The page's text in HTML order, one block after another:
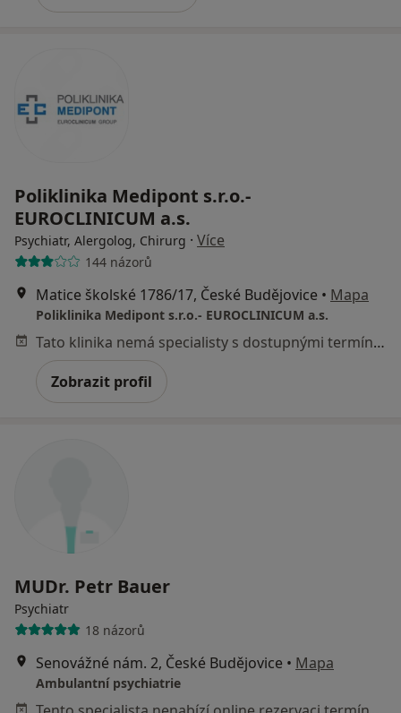
Poliklinika Medipont s.r.o.-
EUROCLINICUM a.s.
Psychiatr, Alergolog, Chirurg · Více
144 názorů
Matice školské 1786/17, České Budějovice • Mapa
Poliklinika Medipont s.r.o.- EUROCLINICUM a.s.
Tato klinika nemá specialisty s dostupnými termíny v online kalendáři
Zobrazit profil
MUDr. Petr Bauer
Psychiatr
18 názorů
Senovážné nám. 2, České Budějovice • Mapa
Ambulantní psychiatrie